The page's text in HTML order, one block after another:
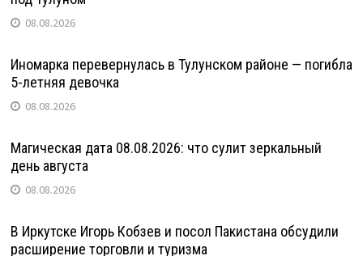
08.08.2026
Иномарка перевернулась в Тулунском районе — погибла
5-летняя девочка
08.08.2026
Магическая дата 08.08.2026: что сулит зеркальный
день августа
08.08.2026
В Иркутске Игорь Кобзев и посол Пакистана обсудили
расширение торговли и туризма